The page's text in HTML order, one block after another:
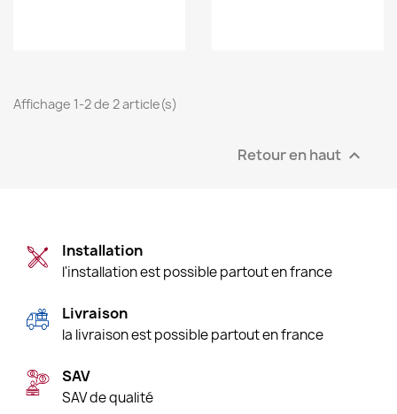
Affichage 1-2 de 2 article(s)
Retour en haut 
Installation
l'installation est possible partout en france
Livraison
la livraison est possible partout en france
SAV
SAV de qualité